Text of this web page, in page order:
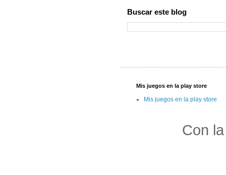
Buscar este blog
Mis juegos en la play store
Mis juegos en la play store
Con